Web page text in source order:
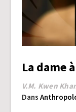
La dame
V.M. Kwen
Dans